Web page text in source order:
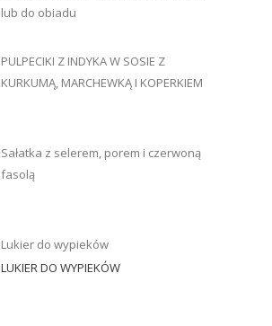
lub do obiadu
PULPECIKI Z INDYKA W SOSIE Z
KURKUMĄ, MARCHEWKĄ I KOPERKIEM
Sałatka z selerem, porem i czerwoną
fasolą
Lukier do wypieków
LUKIER DO WYPIEKÓW